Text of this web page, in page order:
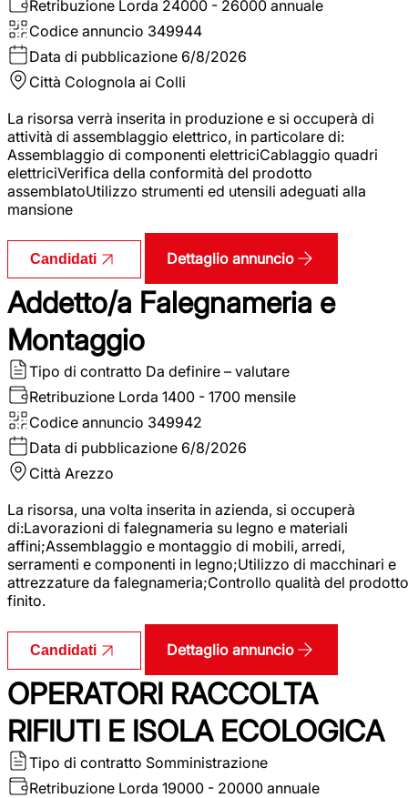
Retribuzione Lorda 24000 - 26000 annuale
Codice annuncio 349944
Data di pubblicazione 6/8/2026
Città Colognola ai Colli
La risorsa verrà inserita in produzione e si occuperà di
attività di assemblaggio elettrico, in particolare di:
Assemblaggio di componenti elettriciCablaggio quadri
elettriciVerifica della conformità del prodotto
assemblatoUtilizzo strumenti ed utensili adeguati alla
mansione
Candidati Dettaglio annuncio
Addetto/a Falegnameria e
Montaggio
Tipo di contratto Da definire – valutare
Retribuzione Lorda 1400 - 1700 mensile
Codice annuncio 349942
Data di pubblicazione 6/8/2026
Città Arezzo
La risorsa, una volta inserita in azienda, si occuperà
di:Lavorazioni di falegnameria su legno e materiali
affini;Assemblaggio e montaggio di mobili, arredi,
serramenti e componenti in legno;Utilizzo di macchinari e
attrezzature da falegnameria;Controllo qualità del prodotto
finito.
Candidati Dettaglio annuncio
OPERATORI RACCOLTA
RIFIUTI E ISOLA ECOLOGICA
Tipo di contratto Somministrazione
Retribuzione Lorda 19000 - 20000 annuale